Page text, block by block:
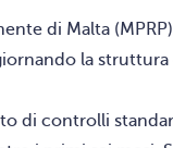
di Malta
la
di controlli